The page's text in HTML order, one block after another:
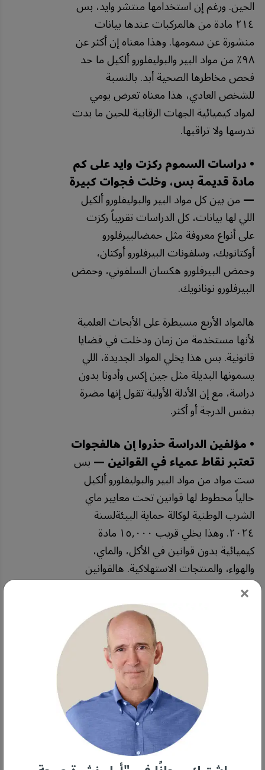
الحين. ورغم إن استخدامها منتشر وايد، بس
٢١٤ مادة من هالمركبات عندها بيانات
منشورة عن سمومها. وهذا معناه إن أكثر عن
٩٨٪ من مواد البير والبوليفلورو ألكيل ما حد
فحص مخاطرها الصحية أبد. بالنسبة
للشخص العادي، هذا معناه تعرض يومي
لمواد كيميائية الجهات الرقابية للحين ما بدت
تدرسها ولا تراقبها.
• دراسات السموم ركزت وايد على كم
مادة قديمة بس، وخلت فجوات كبيرة
—من بين كل مواد البير والبوليفلورو ألكيل
اللي لها بيانات، كل الدراسات تقريباً ركزت
على أنواع معروفة مثل حمضالبيرفلورو
أوكتانويك، وسلفونات البيرفلورو أوكتان،
وحمض البيرفلورو هكسان السلفوني، وحمض
البيرفلورو نونانويك.
هالمواد الأربع مسيطرة على الأبحاث العلمية
لأنها مستخدمة من زمان ودخلت في قضايا
قانونية. بس هذا يخلي المواد الجديدة، اللي
يسمونها البديلة مثل جين إكس وأدونا بدون
دراسة، مع إن الأدلة الأولية تقول إنها مضرة
بنفس الدرجة أو أكثر.
• مؤلفين الدراسة حذروا إن هالفجوات
تعتبر نقاط عمياء في القوانين —بس
ست مواد من مواد البير والبوليفلورو ألكيل
حالياً محطوط لها قوانين تحت معايير ماي
الشرب الوطنية لوكالة حماية البيئةلسنة
٢٠٢٤. وهذا يخلي قريب ١٥,٠٠٠ مادة
كيميائية بدون قوانين في الأكل، والماي،
والهواء، والمنتجات الاستهلاكية. هالقوانين
المجزأة مب كافية أبد. بدون فحص شامل
ومنع استباقي، المصانع بكل بساطة تبدل
مادة من مواد البير والبوليفلورو ألكيل بمادة
ثانية بدون ما يثبتون إن البديل آمن.
• مصنعين مواد البير والبوليفلورو
ألكيل يستغلون نقص البيانات عسب
يأخرون القوانين —وعسب أغلب هالمواد
ما لها ملفات سلامة، المصنعين يقولون ما
شي دليل على الضرر — مع إنه فيالحقيقة ما
شي دليل على الأمان بعد.
×